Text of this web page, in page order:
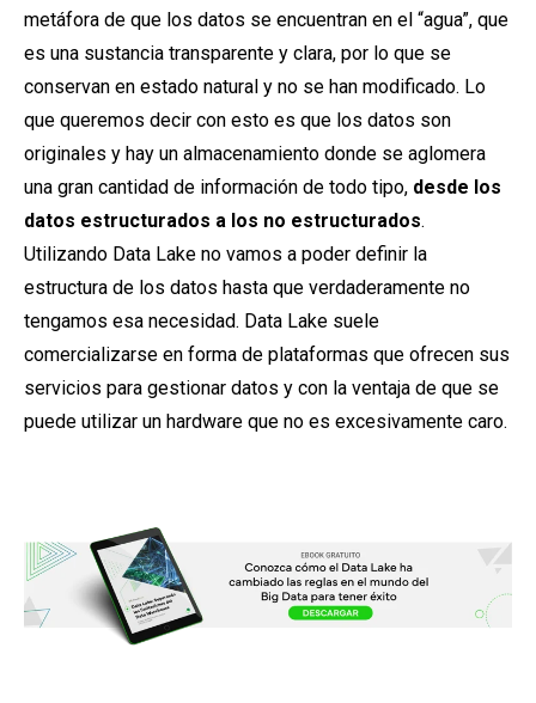
metáfora de que los datos se encuentran en el “agua”, que
es una sustancia transparente y clara, por lo que se
conservan en estado natural y no se han modificado. Lo
que queremos decir con esto es que los datos son
originales y hay un almacenamiento donde se aglomera
una gran cantidad de información de todo tipo, desde los
datos estructurados a los no estructurados.
Utilizando Data Lake no vamos a poder definir la
estructura de los datos hasta que verdaderamente no
tengamos esa necesidad. Data Lake suele
comercializarse en forma de plataformas que ofrecen sus
servicios para gestionar datos y con la ventaja de que se
puede utilizar un hardware que no es excesivamente caro.